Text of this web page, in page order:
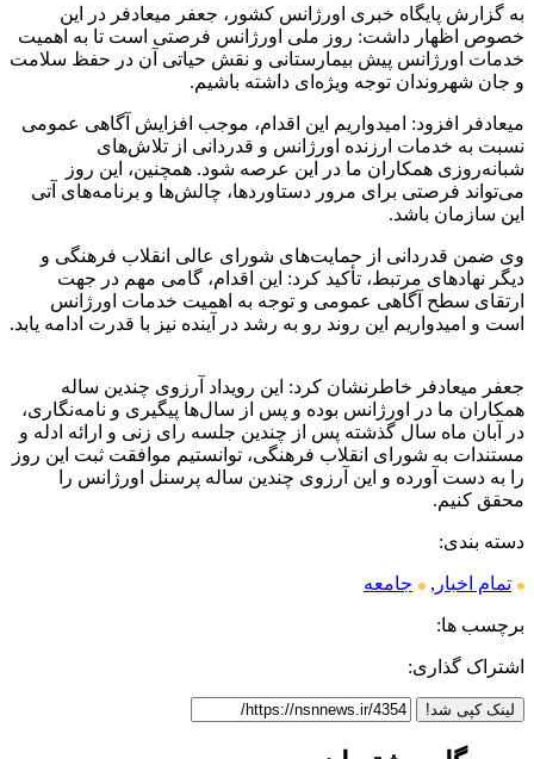
به گزارش پایگاه خبری اورژانس کشور، جعفر میعادفر در این
خصوص اظهار داشت: روز ملی اورژانس فرصتی است تا به اهمیت
خدمات اورژانس پیش بیمارستانی و نقش حیاتی آن در حفظ سلامت
و جان شهروندان توجه ویژه‌ای داشته باشیم.
میعادفر افزود: امیدواریم این اقدام، موجب افزایش آگاهی عمومی
نسبت به خدمات ارزنده اورژانس و قدردانی از تلاش‌های
شبانه‌روزی همکاران ما در این عرصه شود. همچنین، این روز
می‌تواند فرصتی برای مرور دستاوردها، چالش‌ها و برنامه‌های آتی
این سازمان باشد.
وی ضمن قدردانی از حمایت‌های شورای عالی انقلاب فرهنگی و
دیگر نهادهای مرتبط، تأکید کرد: این اقدام، گامی مهم در جهت
ارتقای سطح آگاهی عمومی و توجه به اهمیت خدمات اورژانس
است و امیدواریم این روند رو به رشد در آینده نیز با قدرت ادامه یابد.
جعفر میعادفر خاطرنشان کرد: این رویداد آرزوی چندین ساله
همکاران ما در اورژانس بوده و پس از سال‌ها پیگیری و نامه‌نگاری،
در آبان ماه سال گذشته پس از چندین جلسه رای زنی و ارائه ادله و
مستندات به شورای انقلاب فرهنگی، توانستیم موافقت ثبت این روز
را به دست آورده و این آرزوی چندین ساله پرسنل اورژانس را
محقق کنیم.
دسته بندی:
تمام اخبار , جامعه
برچسب ها:
اشتراک گذاری:
لینک کپی شد!